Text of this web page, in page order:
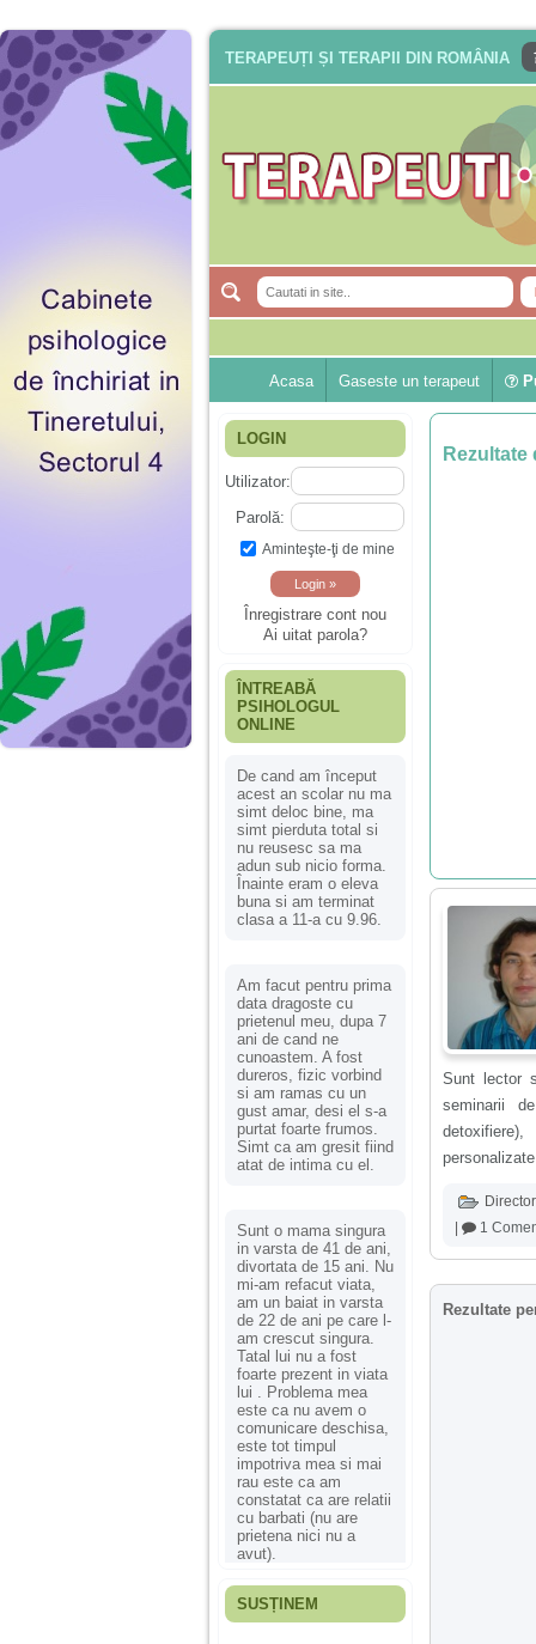
TERAPEUȚI ȘI TERAPII DIN ROMÂNIA
Acasa Gaseste un terapeut
LOGIN
Utilizator:
Parolă:
Aminteşte-ţi de mine
Înregistrare cont nou
Ai uitat parola?
ÎNTREABĂ
PSIHOLOGUL
ONLINE
De cand am început
acest an scolar nu ma
simt deloc bine, ma
simt pierduta total si
nu reusesc sa ma
adun sub nicio forma.
Înainte eram o eleva
buna si am terminat
clasa a 11-a cu 9.96.
Am facut pentru prima
data dragoste cu
prietenul meu, dupa 7
ani de cand ne
cunoastem. A fost
dureros, fizic vorbind
si am ramas cu un
gust amar, desi el s-a
purtat foarte frumos.
Simt ca am gresit fiind
atat de intima cu el.
Sunt o mama singura
in varsta de 41 de ani,
divortata de 15 ani. Nu
mi-am refacut viata,
am un baiat in varsta
de 22 de ani pe care l-
am crescut singura.
Tatal lui nu a fost
foarte prezent in viata
lui . Problema mea
este ca nu avem o
comunicare deschisa,
este tot timpul
impotriva mea si mai
rau este ca am
constatat ca are relatii
cu barbati (nu are
prietena nici nu a
avut).
Fiica mea s-a nascut
SUSȚINEM
Rezultate
Sunt lector
seminarii
1
Rezultate